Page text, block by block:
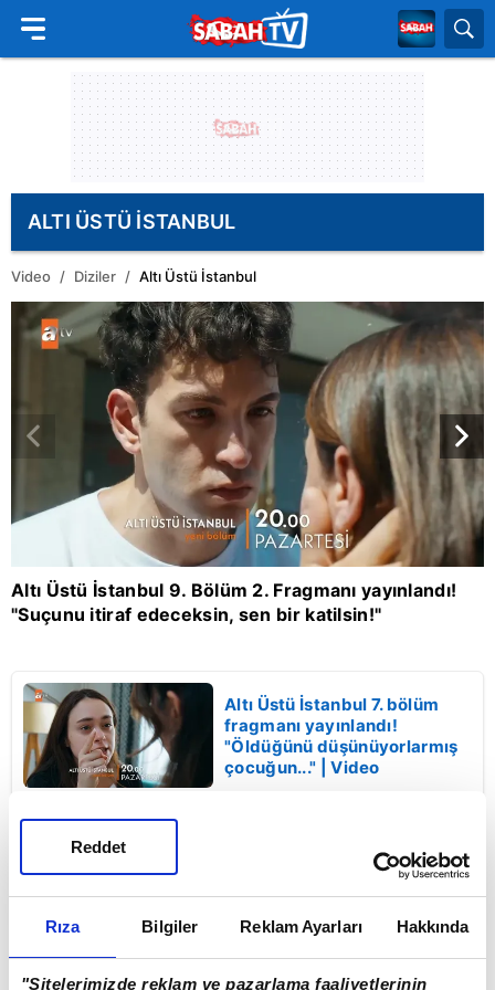
Rıza Bilgiler Reklam Ayarları Hakkında
"Sitelerimizde reklam ve pazarlama faaliyetlerinin
Reddet
ALTI ÜSTÜ İSTANBUL
Video Diziler Altı Üstü İstanbul
Altı Üstü İstanbul 9. Bölüm 2. Fragmanı yayınlandı!
"Suçunu itiraf edeceksin, sen bir katilsin!"
Altı Üstü İstanbul 7. bölüm
fragmanı yayınlandı!
"Öldüğünü düşünüyorlarmış
çocuğun..." | Video
"Yıllardır hasretinden
öldüğüm evladım Naz'mış!" |
FRAGMANLAR BUNLARI DA İZLE